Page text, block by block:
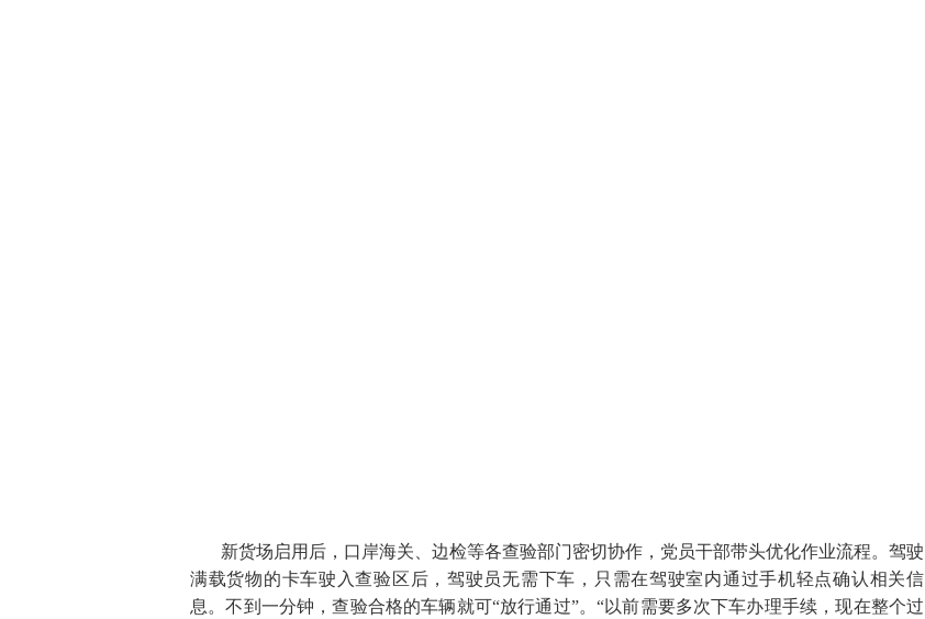
新货场启用后，口岸海关、边检等各查验部门密切协作，党员干部带头优化作业流程。驾驶
满载货物的卡车驶入查验区后，驾驶员无需下车，只需在驾驶室内通过手机轻点确认相关信
息。不到一分钟，查验合格的车辆就可“放行通过”。“以前需要多次下车办理手续，现在整个过